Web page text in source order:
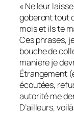
« Ne leur
goberont tout
mois et ils te
Ces phrases,
bouche de
manière je
Étrangement
écoutées,
autorité me
D’ailleurs,